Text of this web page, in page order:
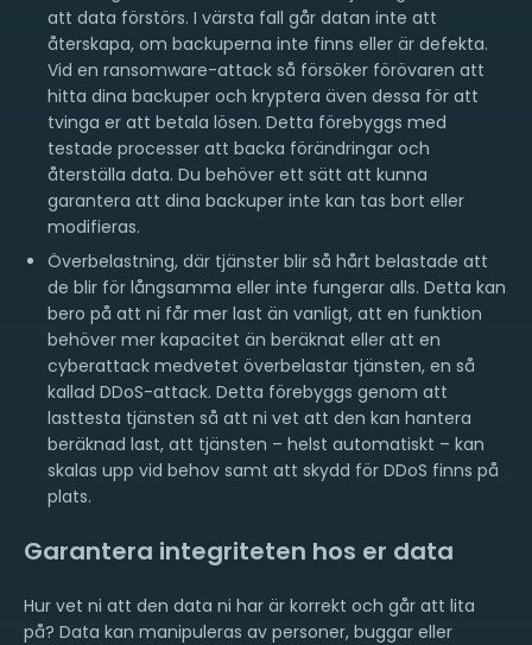
att data förstörs. I värsta fall går datan inte att
återskapa, om backuperna inte finns eller är defekta.
Vid en ransomware-attack så försöker förövaren att
hitta dina backuper och kryptera även dessa för att
tvinga er att betala lösen. Detta förebyggs med
testade processer att backa förändringar och
återställa data. Du behöver ett sätt att kunna
garantera att dina backuper inte kan tas bort eller
modifieras.
Överbelastning, där tjänster blir så hårt belastade att
de blir för långsamma eller inte fungerar alls. Detta kan
bero på att ni får mer last än vanligt, att en funktion
behöver mer kapacitet än beräknat eller att en
cyberattack medvetet överbelastar tjänsten, en så
kallad DDoS-attack. Detta förebyggs genom att
lasttesta tjänsten så att ni vet att den kan hantera
beräknad last, att tjänsten – helst automatiskt – kan
skalas upp vid behov samt att skydd för DDoS finns på
plats.
Garantera integriteten hos er data
Hur vet ni att den data ni har är korrekt och går att lita
på? Data kan manipuleras av personer, buggar eller